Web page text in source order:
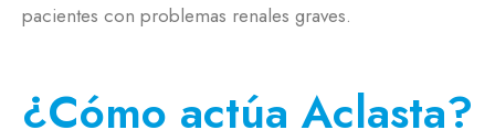
pacientes con problemas renales graves.
¿Cómo actúa Aclasta?